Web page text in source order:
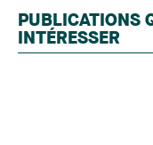
par un jury
chevronnés en
l'ensemble du
PUBLICATIONS
INTÉRESSER